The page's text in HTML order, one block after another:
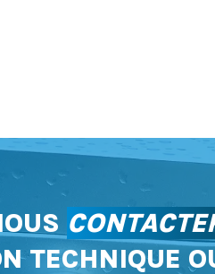
TECHNIQUE